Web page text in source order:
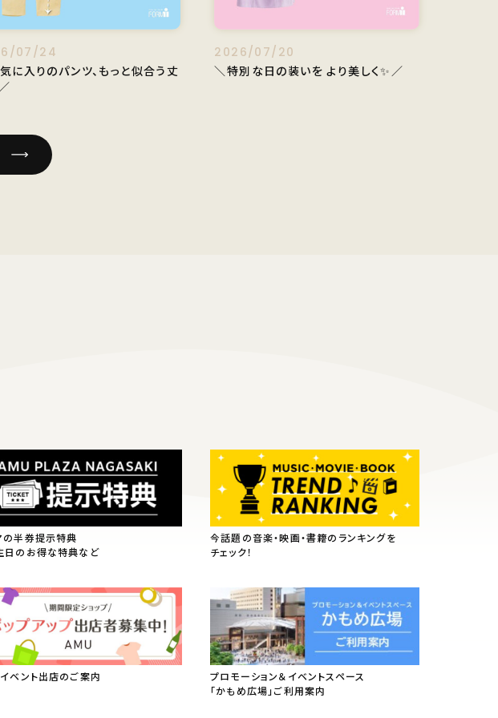
07/24
に入りのパンツ、もっと似合う丈
2026/07/20
＼特別な日の装いを より美しく✨／
の半券提示特典
日のお得な特典など
今話題の音楽・映画・書籍のランキングを
チェック！
ベント出店のご案内
プロモーション＆イベントスペース
「かもめ広場」ご利用案内